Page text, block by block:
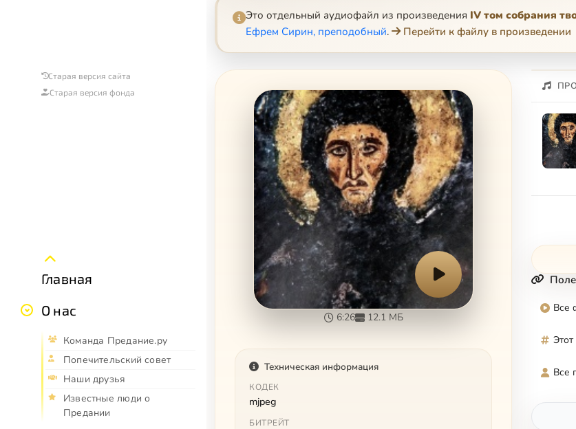
Старая версия сайта
Старая версия фонда
Главная
О нас
Команда Предание.ру
Попечительский совет
Наши друзья
Известные люди о
Предании
Это отдельный аудиофайл из произведения IV том собрания
Ефрем Сирин, преподобный. Перейти к файлу в произведении
6:26 12.1 МБ
Техническая информация
КОДЕК
mjpeg
БИТРЕЙТ
Все
Все